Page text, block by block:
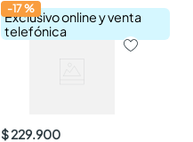
Exclusivo online y venta
telefónica
-17%
$ 229.900